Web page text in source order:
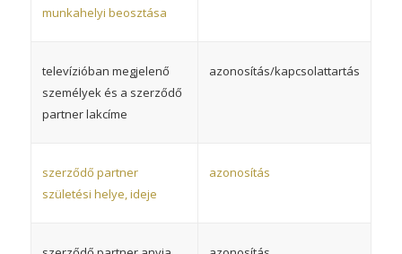
munkahelyi beosztása
televízióban megjelenő
személyek és a szerződő
partner lakcíme
azonosítás/kapcsolattartás
szerződő partner
születési helye, ideje
azonosítás